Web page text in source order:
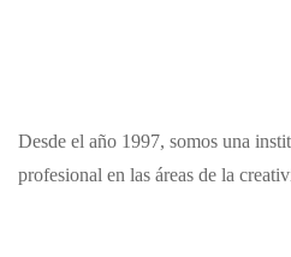
Desde el año 1997, somos una
profesional en las áreas de la